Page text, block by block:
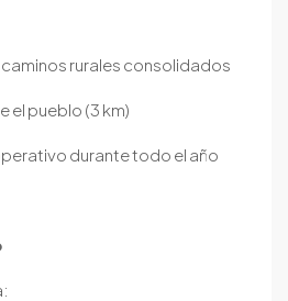
rurales consolidados
el pueblo (3 km)
durante todo el año